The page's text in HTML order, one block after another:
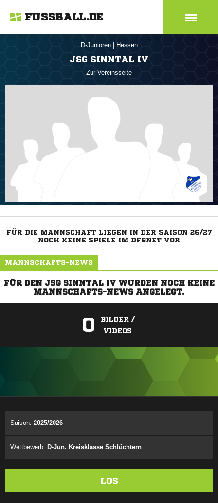
FUSSBALL.DE
D-Junioren Hessen
JSG SINNTAL IV
Zur Vereinsseite
FÜR DIE MANNSCHAFT LIEGEN IN DER SAISON 26/27
NOCH KEINE SPIELE IM DFBNET VOR
MANNSCHAFTS-NEWS
FÜR DEN JSG SINNTAL IV WURDEN NOCH KEINE
MANNSCHAFTS-NEWS ANGELEGT.
0
BILDER /
VIDEOS
Saison: 2025/2026
Wettbewerb: D-Jun. Kreisklasse Schlüchtern
LOS